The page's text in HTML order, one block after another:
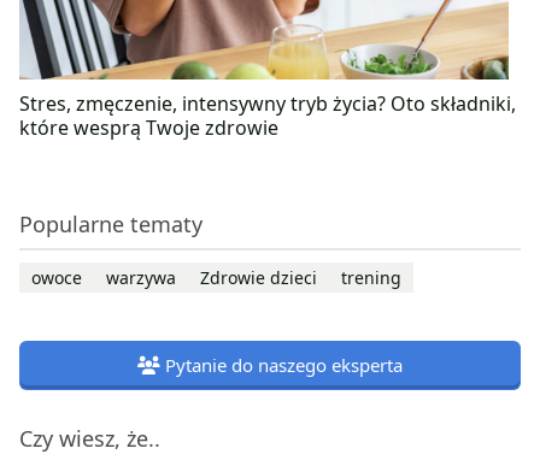
Stres, zmęczenie, intensywny tryb życia? Oto składniki,
które wesprą Twoje zdrowie
Popularne tematy
owoce warzywa Zdrowie dzieci trening
Pytanie do naszego eksperta
Czy wiesz, że..